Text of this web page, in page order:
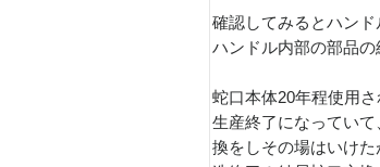
確認してみるとハンド
ハンドル内部の部品の
蛇口本体20年程使用
生産終了になってい
換をしその場はいけ